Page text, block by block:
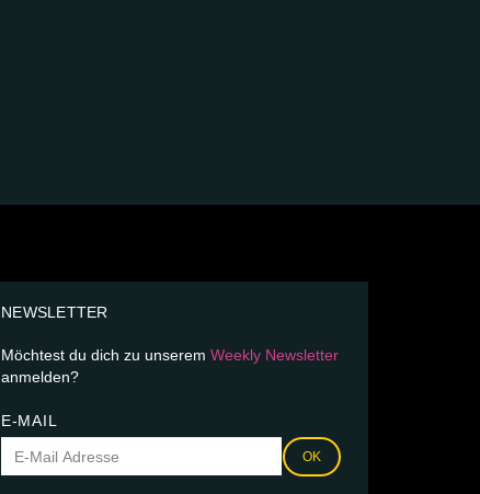
NEWSLETTER
Möchtest du dich zu unserem Weekly Newsletter
anmelden?
E-MAIL
OK